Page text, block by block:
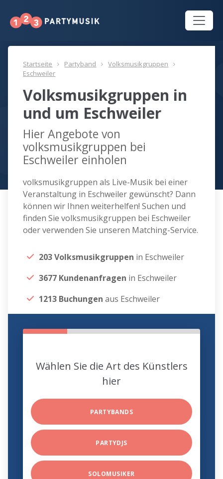
Startseite Partyband
Volksmusikgruppen
Eschweiler
Volksmusikgruppen in
und um Eschweiler
Hier Angebote von
volksmusikgruppen bei
Eschweiler einholen
volksmusikgruppen als Live-Musik bei einer
Veranstaltung in Eschweiler gewünscht? Dann
können wir Ihnen weiterhelfen! Suchen und
finden Sie volksmusikgruppen bei Eschweiler
oder verwenden Sie unseren Matching-Service.
203 Volksmusikgruppen in Eschweiler
3677 Kundenanfragen in Eschweiler
1213 Buchungen aus Eschweiler
Wählen Sie die Art des Künstlers
hier
PARTYBANDS
PARTYDJS
SOLOMUSIKER